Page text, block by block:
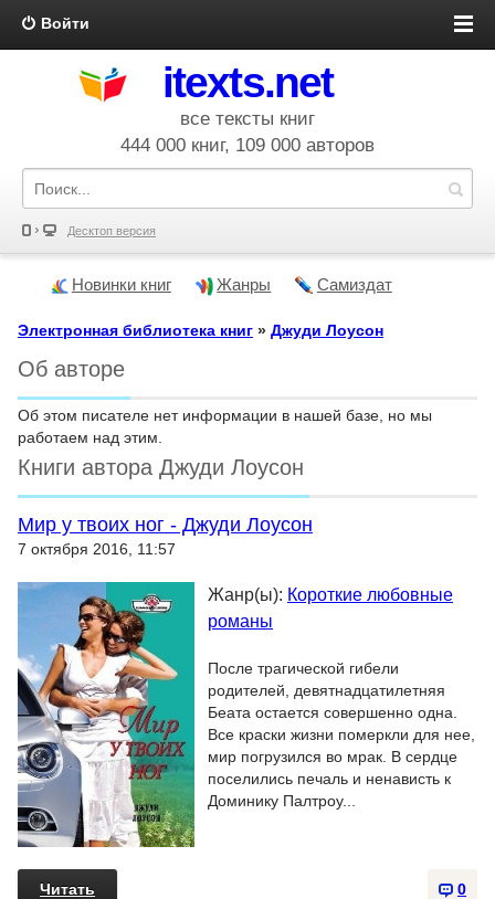
Войти
itexts.net
все тексты книг
444 000 книг, 109 000 авторов
Десктоп версия
Новинки книг Жанры Самиздат
Электронная библиотека книг » Джуди Лоусон
Об авторе
Об этом писателе нет информации в нашей базе, но мы
работаем над этим.
Книги автора Джуди Лоусон
Мир у твоих ног - Джуди Лоусон
7 октября 2016, 11:57
Жанр(ы): Короткие любовные
романы
После трагической гибели
родителей, девятнадцатилетняя
Беата остается совершенно одна.
Все краски жизни померкли для нее,
мир погрузился во мрак. В сердце
поселились печаль и ненависть к
Доминику Палтроу...
0
Читать